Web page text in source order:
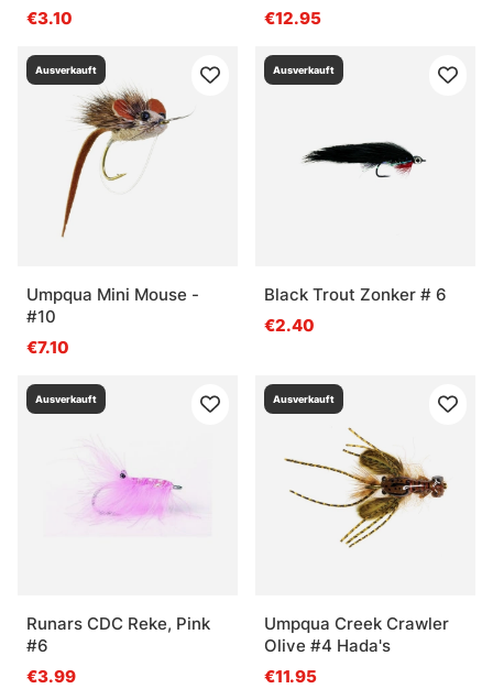
€3.10
€12.95
Ausverkauft
Umpqua Mini Mouse -
#10
€7.10
Ausverkauft
Black Trout Zonker # 6
€2.40
Ausverkauft
Runars CDC Reke, Pink
#6
€3.99
Ausverkauft
Umpqua Creek Crawler
Olive #4 Hada's
€11.95